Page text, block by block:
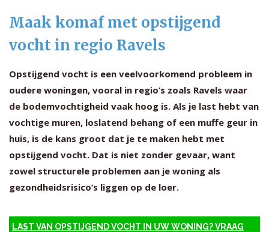
Maak komaf met opstijgend
vocht in regio Ravels
Opstijgend vocht is een veelvoorkomend probleem in
oudere woningen, vooral in regio’s zoals Ravels waar
de bodemvochtigheid vaak hoog is. Als je last hebt van
vochtige muren, loslatend behang of een muffe geur in
huis, is de kans groot dat je te maken hebt met
opstijgend vocht. Dat is niet zonder gevaar, want
zowel structurele problemen aan je woning als
gezondheidsrisico’s liggen op de loer.
LAST VAN OPSTIJGEND VOCHT IN UW WONING? VRAAG